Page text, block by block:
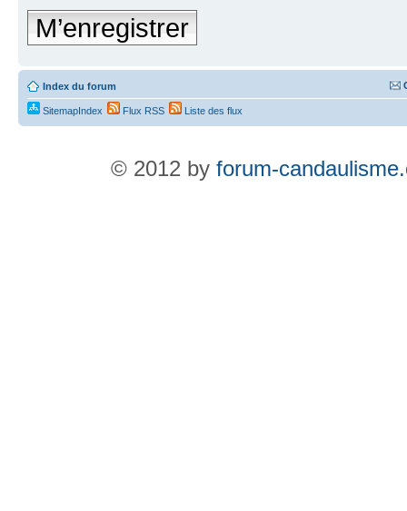
M’enregistrer
Index du forum
SitemapIndex Flux RSS Liste des flux
© 2012 by forum-